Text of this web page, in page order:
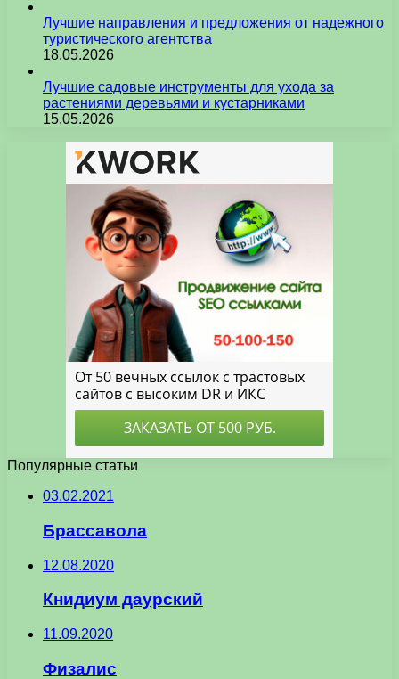
Лучшие направления и предложения от надежного
туристического агентства
18.05.2026
Лучшие садовые инструменты для ухода за
растениями деревьями и кустарниками
15.05.2026
Популярные статьи
03.02.2021
Брассавола
12.08.2020
Книдиум даурский
11.09.2020
Физалис